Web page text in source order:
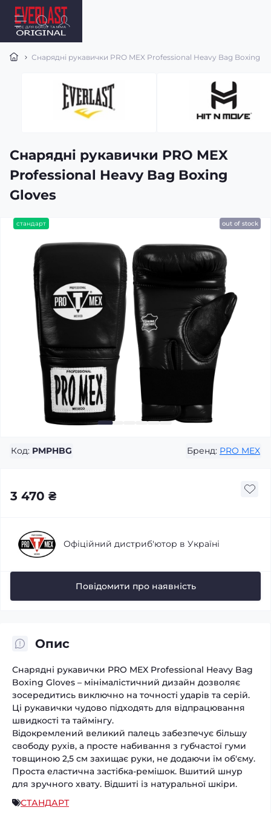
Снарядні рукавички PRO MEX Professional Heavy Bag Boxing
Снарядні рукавички PRO MEX
Professional Heavy Bag Boxing
Gloves
стандарт out of stock
Код: PMPHBG Бренд: PRO MEX
3 470 ₴
Офіційний дистриб'ютор в Україні
Повідомити про наявність
Опис
Снарядні рукавички PRO MEX Professional Heavy Bag
Boxing Gloves – мінімалістичний дизайн дозволяє
зосередитись виключно на точності ударів та серій.
Ці рукавички чудово підходять для відпрацювання
швидкості та таймінгу.
Відокремлений великий палець забезпечує більшу
свободу рухів, а просте набивання з губчастої гуми
товщиною 2,5 см захищає руки, не додаючи їм об'єму.
Проста еластична застібка-ремішок. Вшитий шнур
для зручного хвату. Відшиті із натуральної шкіри.
СТАНДАРТ